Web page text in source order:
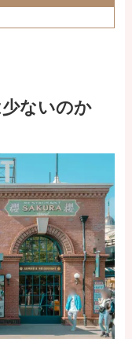
ないのか